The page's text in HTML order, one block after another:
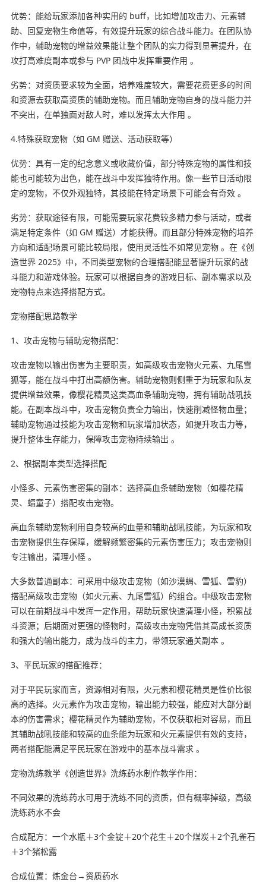
优势：能给玩家添加各种实用的 buff，比如增加攻击力、元素辅
助、回复宠物生命值等，有效提升玩家的综合战斗能力。在团队协
作中，辅助宠物的增益效果能让整个团队的实力得到显著提升，在
攻打高难度副本或参与 PVP 团战中发挥重要作用 。
劣势：对资质要求较为全面，培养难度较大，需要花费更多的时间
和资源去获取高资质的辅助宠物。而且辅助宠物自身的战斗能力并
不突出，在单独面对敌人时，难以发挥太大作用 。
4.特殊获取宠物（如 GM 赠送、活动获取等）
优势：具有一定的纪念意义或收藏价值，部分特殊宠物的属性和技
能也可能较为出色，能在战斗中发挥独特作用。像一些节日活动限
定的宠物，不仅外观独特，其技能在特定场景下可能会有奇效 。
劣势：获取途径有限，可能需要玩家花费较多精力参与活动，或者
满足特定条件（如 GM 赠送）才能获得。而且部分特殊宠物的培养
方向和适配场景可能比较局限，使用灵活性不如常见宠物 。在《创
造世界 2025》中，不同类型宠物的合理搭配能显著提升玩家的战
斗能力和游戏体验。玩家可以根据自身的游戏目标、副本需求以及
宠物特点来选择搭配方式。
宠物搭配思路教学
1、攻击宠物与辅助宠物搭配：
攻击宠物以输出伤害为主要职责，如高级攻击宠物火元素、九尾雪
狐等，能在战斗中打出高额伤害。辅助宠物则侧重于为玩家和队友
提供增益效果，像樱花精灵这类高血条辅助宠物，拥有辅助战吼技
能。在副本战斗中，攻击宠物负责全力输出，快速削减怪物血量；
辅助宠物通过技能为攻击宠物和玩家增加状态，如提升攻击力等，
提升整体生存能力，保障攻击宠物持续输出 。
2、根据副本类型选择搭配
小怪多、元素伤害密集的副本：选择高血条辅助宠物（如樱花精
灵、蝠童子）搭配攻击宠物。
高血条辅助宠物利用自身较高的血量和辅助战吼技能，为玩家和攻
击宠物提供生存保障，缓解频繁密集的元素伤害压力；攻击宠物则
专注输出，清理小怪 。
大多数普通副本：可采用中级攻击宠物（如沙漠蝎、雪狐、雪豹）
搭配高级攻击宠物（如火元素、九尾雪狐）的组合。中级攻击宠物
可以在前期战斗中发挥一定作用，帮助玩家快速清理小怪，积累战
斗资源；后期面对更强的怪物时，高级攻击宠物凭借其高成长资质
和强大的输出能力，成为战斗的主力，带领玩家通关副本 。
3、平民玩家的搭配推荐：
对于平民玩家而言，资源相对有限，火元素和樱花精灵是性价比很
高的选择。火元素作为攻击宠物，输出能力较强，能应对大部分副
本的伤害需求；樱花精灵作为辅助宠物，不仅获取相对容易，而且
其辅助战吼技能和较高的血条能为玩家和火元素提供有效的支持，
两者搭配能满足平民玩家在游戏中的基本战斗需求 。
宠物洗练教学《创造世界》洗练药水制作教学作用：
不同效果的洗练药水可用于洗练不同的资质，但有概率掉级，高级
洗练药水不会
合成配方：一个水瓶＋3个金锭＋20个花生＋20个煤炭＋2个孔雀石
＋3个猪松露
合成位置：炼金台→资质药水